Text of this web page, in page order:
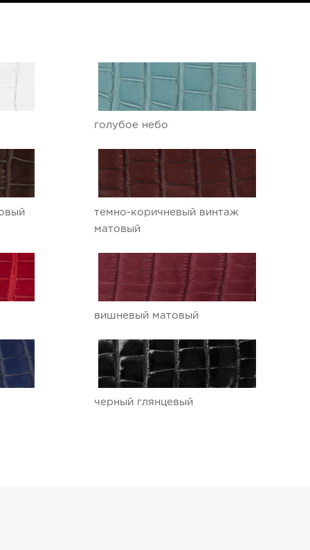
голубое небо
темно-коричневый винтаж
матовый
вишневый матовый
черный глянцевый